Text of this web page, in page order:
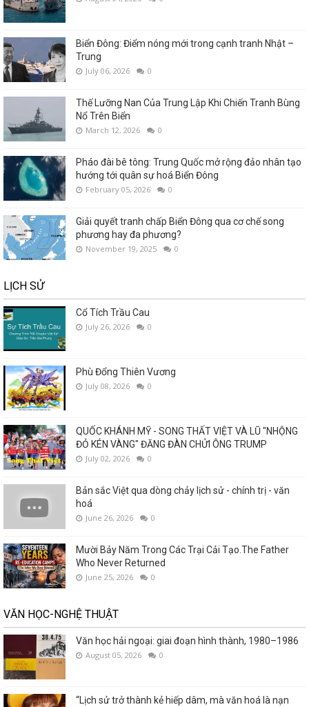
Biển Đông: Điểm nóng mới trong cạnh tranh Nhật –
Trung
July 06, 2026 0
Thế Lưỡng Nan Của Trung Lập Khi Chiến Tranh Bùng
Nổ Trên Biển
March 12, 2026 0
Pháo đài bê tông: Trung Quốc mở rộng đảo nhân tạo
hướng tới quân sự hoá Biển Đông
February 05, 2026 0
Giải quyết tranh chấp Biển Đông qua cơ chế song
phương hay đa phương?
November 19, 2025 0
LỊCH SỬ
Cổ Tích Trầu Cau
July 26, 2026 0
Phù Đổng Thiên Vương
July 08, 2026 0
QUỐC KHÁNH MỸ - SONG THẤT VIỆT VÀ LŨ "NHỘNG
ĐỎ KÉN VÀNG" ĐĂNG ĐÀN CHỬI ÔNG TRUMP
July 02, 2026 0
Bản sắc Việt qua dòng chảy lịch sử - chính trị - văn
hoá
June 26, 2026 0
Mười Bảy Năm Trong Các Trại Cải Tạo.The Father
Who Never Returned
June 25, 2026 0
VĂN HỌC-NGHỆ THUẬT
Văn học hải ngoại: giai đoạn hình thành, 1980–1986
August 05, 2026 0
“Lịch sử trở thành kẻ hiếp dâm, mà văn hoá là nạn